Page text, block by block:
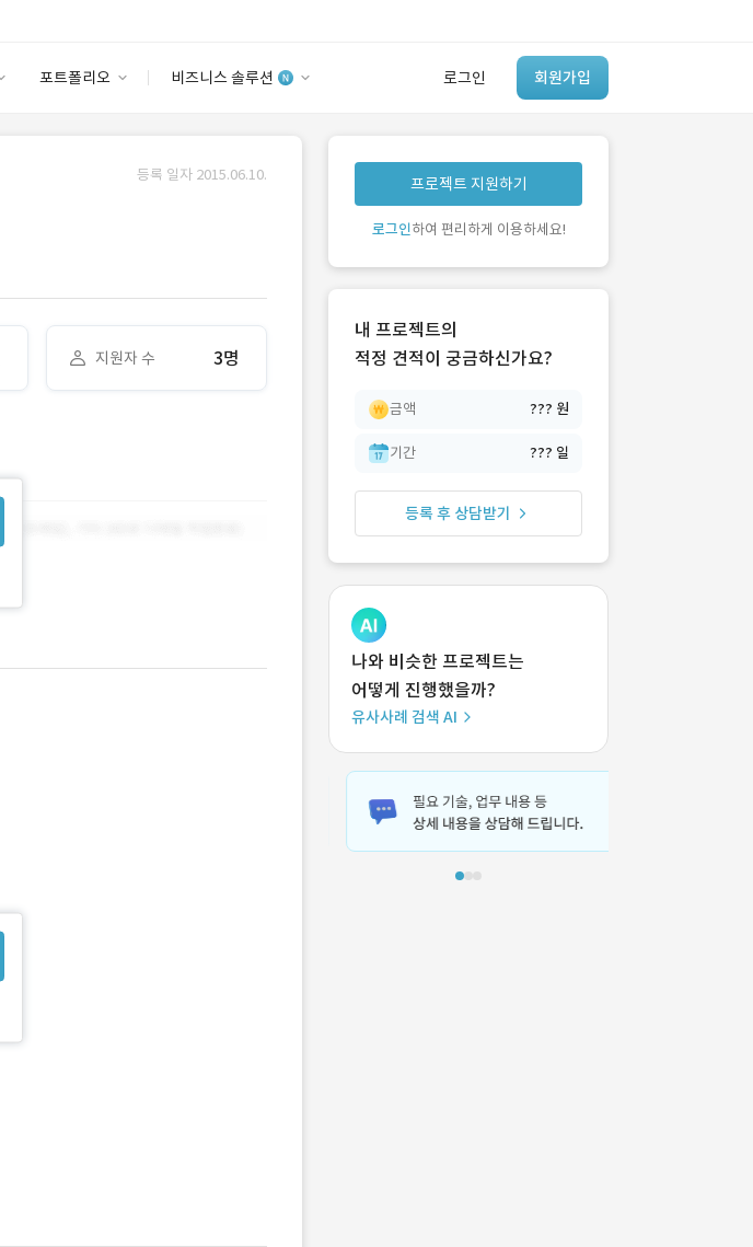
포트폴리오 비즈니스 솔루션 로그인 회원가입
안심 코드 케어
유사사례 검색 AI
‘이런 거’ 만들어본
개발 회사 있어?
등록 일자 2015.06.10.
지원자 수 3명
프로젝트 지원하기
로그인하여 편리하게 이용하세요!
내 프로젝트의
적정 견적이 궁금하신가요?
금액 ??? 원
기간 ??? 일
등록 후 상담받기
나와 비슷한 프로젝트는
어떻게 진행했을까?
유사사례 검색 AI